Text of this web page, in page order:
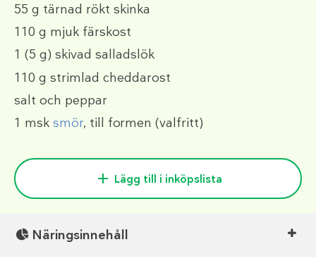
55 g tärnad rökt skinka
110 g mjuk färskost
1 (5 g) skivad salladslök
110 g strimlad cheddarost
salt och peppar
1 msk smör, till formen (valfritt)
Lägg till i inköpslista
Näringsinnehåll